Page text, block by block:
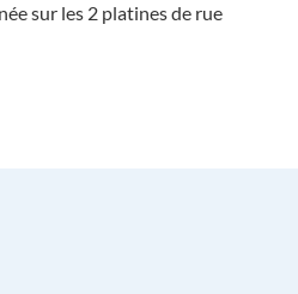
sur les 2 platines de rue